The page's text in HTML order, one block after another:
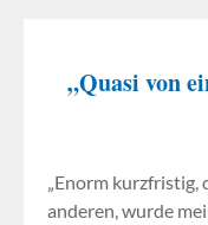
„Quasi von
„Enorm kurzfristig,
anderen, wurde